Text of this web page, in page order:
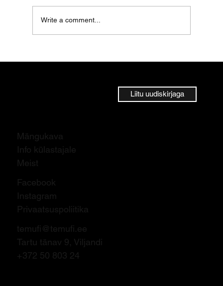
Write a comment...
Liitu uudiskirjaga
Mängukava
Info külastajale
Meist
Facebook
Instagram
Privaatsuspoliitika
temufi@temufi.ee
Tartu tänav 9, Viljandi
+372 50 803 24